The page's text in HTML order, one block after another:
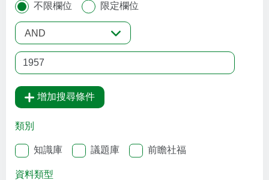
不限欄位 限定欄位
AND
增加搜尋條件
類別
知識庫 議題庫 前瞻社福
資料類型